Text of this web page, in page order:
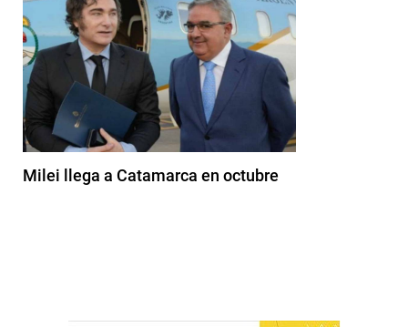
Milei llega a Catamarca en octubre